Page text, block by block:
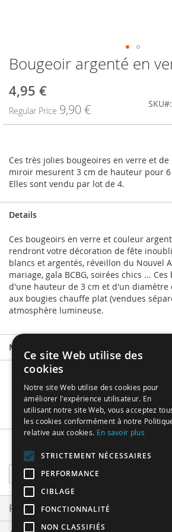
Skip
to
the
beginning
of
Bougeoir argenté en
Special
4,95 €
Regular Price 9,90 €
SKU
Ces très jolies bougeoires en verre et
miroir mesurent 3 cm de hauteur pour
Elles sont vendu par lot de 4.
Details
Ces bougeoirs en verre et couleur
rendront votre décoration de fête
blancs et argentés, réveillon du Nouvel
mariage, gala BCBG, soirées chics ...
d'une hauteur de 3 cm et d'un diamètre
aux bougies chauffe plat (vendues
atmosphère lumineuse.
More Information
Sign
Up
for
Our
Newsletter:
Subscribe
Privacy and Cookie Policy
Ce site Web utilise des
cookies
Notre site Web utilise des cookies pour
améliorer l'expérience utilisateur. En
utilisant notre site Web, vous acceptez
les cookies conformément à notre
relative aux cookies. En savoir plus
STRICTEMENT NÉCESSAIRES
PERFORMANCE
CIBLAGE
FONCTIONNALITÉ
NON CLASSIFIÉS